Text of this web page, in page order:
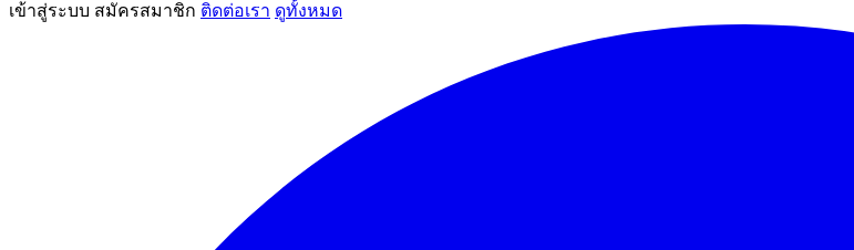
เข้าสู่ระบบ สมัครสมาชิก ติดต่อเรา ดูทั้งหมด